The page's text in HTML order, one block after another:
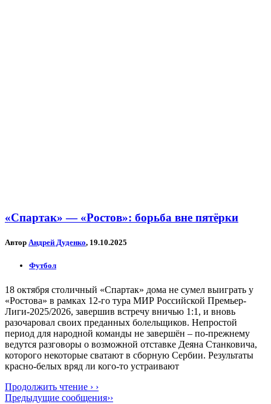
«Спартак» — «Ростов»: борьба вне пятёрки
Автор Андрей Дуденко, 19.10.2025
Футбол
18 октября столичный «Спартак» дома не сумел выиграть у
«Ростова» в рамках 12-го тура МИР Российской Премьер-
Лиги-2025/2026, завершив встречу вничью 1:1, и вновь
разочаровал своих преданных болельщиков. Непростой
период для народной команды не завершён – по-прежнему
ведутся разговоры о возможной отставке Деяна Станковича,
которого некоторые сватают в сборную Сербии. Результаты
красно-белых вряд ли кого-то устраивают
Продолжить чтение › ›
Предыдущие сообщения››